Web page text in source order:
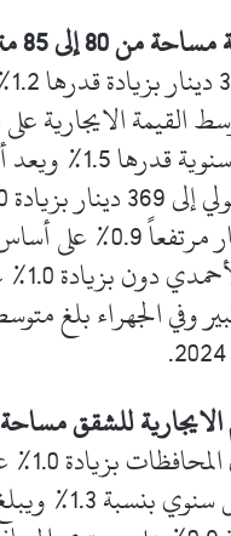
إلى 85 متر مربع
2024
للشقق مساحة 100 إلى 110 متر مربع